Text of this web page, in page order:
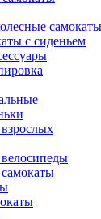
самокаты
с сиденьем